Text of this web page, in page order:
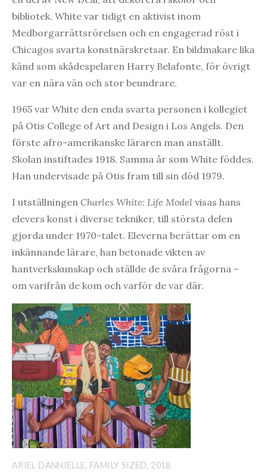
bibliotek. White var tidigt en aktivist inom
Medborgarrättsrörelsen och en engagerad röst i
Chicagos svarta konstnärskretsar. En bildmakare lika
känd som skådespelaren Harry Belafonte, för övrigt
var en nära vän och stor beundrare.
1965 var White den enda svarta personen i kollegiet
på Otis College of Art and Design i Los Angels. Den
förste afro-amerikanske läraren man anställt.
Skolan instiftades 1918. Samma år som White föddes.
Han undervisade på Otis fram till sin död 1979.
I utställningen Charles White: Life Model visas hans
elevers konst i diverse tekniker, till största delen
gjorda under 1970-talet. Eleverna berättar om en
inkännande lärare, han betonade vikten av
hantverkskunskap och ställde de svåra frågorna –
om varifrån de kom och varför de var där.
ARIEL DANNIELLE, FAMILY SIZED, 2018